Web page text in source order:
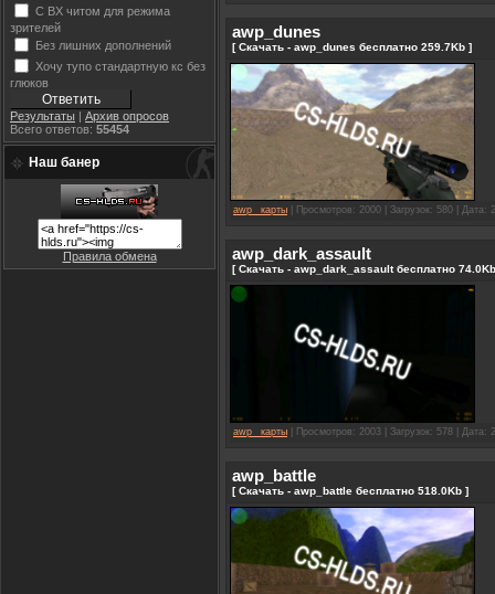
С ВХ читом для режима
зрителей
Без лишних дополнений
Хочу тупо стандартную кс без
глюков
Результаты | Архив опросов
Всего ответов: 55454
Наш банер
Правила обмена
awp_dunes
[ Скачать - awp_dunes бесплатно 259.7Kb ]
awp_ карты | Просмотров: 2000 | Загрузок: 580 | Дата:
awp_dark_assault
[ Скачать - awp_dark_assault бесплатно
awp_ карты | Просмотров: 2003 | Загрузок: 578 | Дата:
awp_battle
[ Скачать - awp_battle бесплатно 518.0Kb ]